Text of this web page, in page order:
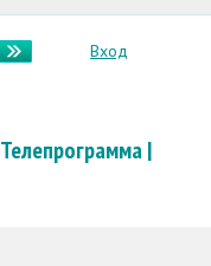
Вход
Телепрограмма|